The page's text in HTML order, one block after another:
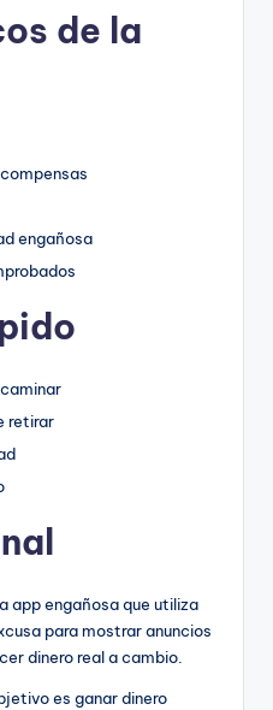
de la
engañosa
retirar
app engañosa que utiliza
para mostrar anuncios
dinero real a cambio.
es ganar dinero